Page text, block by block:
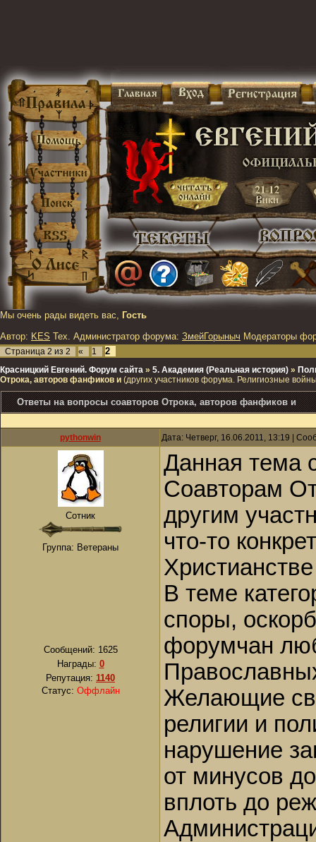
Мы очень рады видеть вас, Гость
Автор: KES Тех. Администратор форума: ЗмейГорыныч Модераторы
Страница 2 из 2 « 1 2
Красницкий Евгений. Форум сайта » 5. Академия (Реальная история) »
Отрока, авторов фанфиков и (других участников форума. Религиозные
Ответы на вопросы соавторов Отрока, авторов фанфиков и
pythonwin Дата: Четверг, 16.06.2011, 13:19 |
Сотник
Группа: Ветераны
Сообщений: 1625
Награды: 0
Репутация: 1140
Статус: Оффлайн
Данная тема
Соавторам
другим
что-то
В теме
споры,
форумчан
Желающие
религии и
нарушение
от минусов
вплоть до